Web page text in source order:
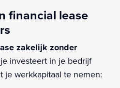
financial lease
zakelijk zonder
investeert in je bedrijf
je werkkapitaal te nemen: